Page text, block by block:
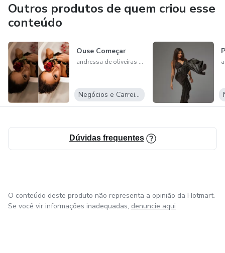
Outros produtos de quem criou esse
conteúdo
Ouse Começar
andressa de oliveiras freitas leão
Negócios e Carreira
Dúvidas frequentes
O conteúdo deste produto não representa a opinião da Hotmart.
Se você vir informações inadequadas, denuncie aqui